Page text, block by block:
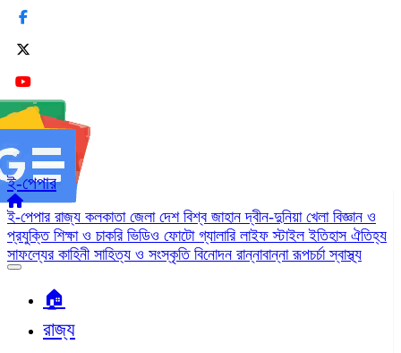
ই-পেপার
ই-পেপার রাজ্য কলকাতা জেলা দেশ বিশ্ব জাহানদ্বীন-দুনিয়া খেলা বিজ্ঞান ও
প্রযুক্তি শিক্ষা ও চাকরি ভিডিও ফোটো গ্যালারি লাইফ স্টাইলইতিহাস ঐতিহ্য
সাফল্যের কাহিনী সাহিত্য ও সংস্কৃতি বিনোদন রান্নাবান্নারূপচর্চাস্বাস্থ্য
🏠︎
রাজ্য